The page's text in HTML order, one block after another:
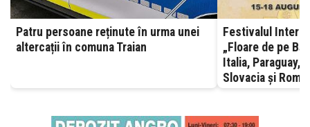
Patru persoane reținute în urma unei
altercații în comuna Traian
Festivalul
„Floare de pe
Italia, Paraguay,
Slovacia și